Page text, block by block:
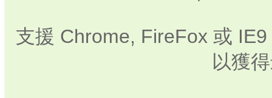
支援 Chrome, FireFox 或
以獲